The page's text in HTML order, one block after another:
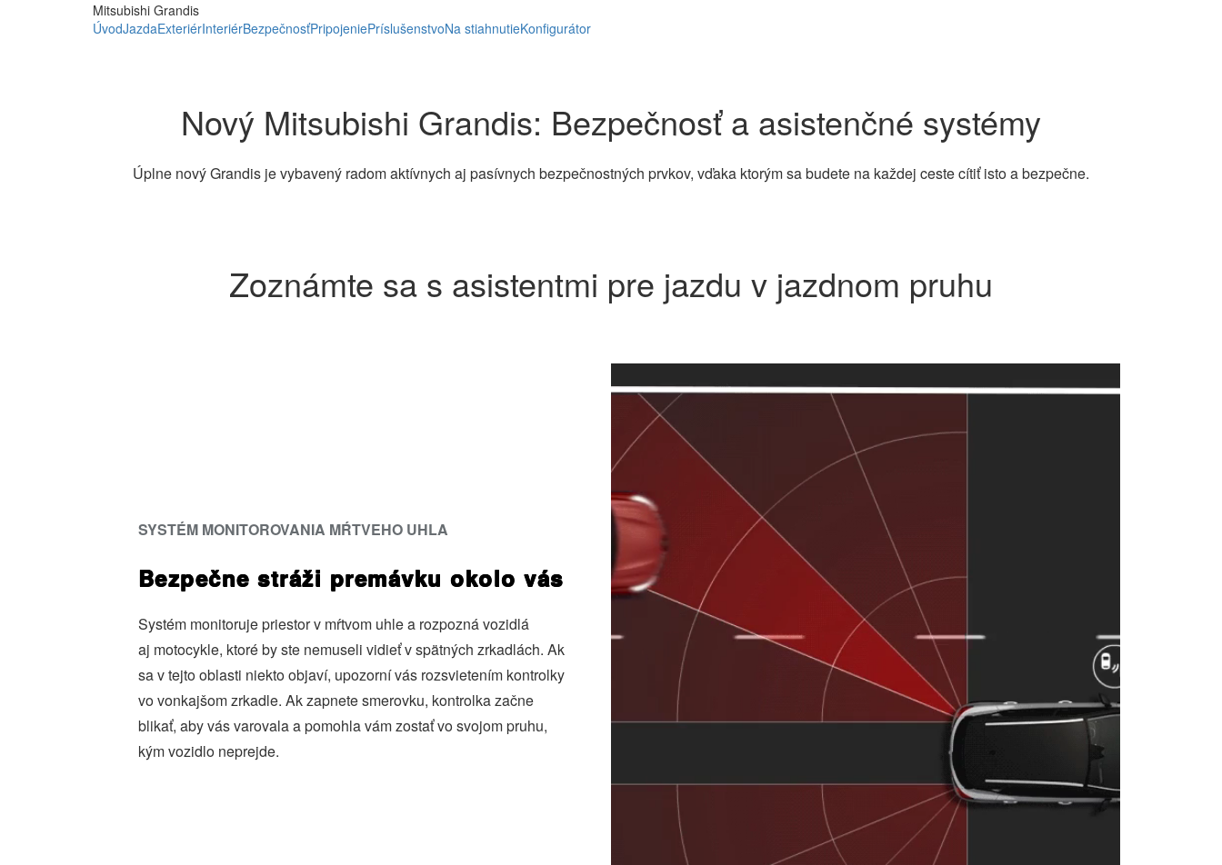
Mitsubishi Grandis
ÚvodJazdaExteriérInteriérBezpečnosťPripojeniePríslušenstvoNa stiahnutieKonfigurátor
Nový Mitsubishi Grandis: Bezpečnosť a asistenčné systémy
Úplne nový Grandis je vybavený radom aktívnych aj pasívnych bezpečnostných prvkov, vďaka ktorým sa budete na každej ceste cítiť isto a bezpečne.
Zoznámte sa s asistentmi pre jazdu v jazdnom pruhu
SYSTÉM MONITOROVANIA MŔTVEHO UHLA
Bezpečne stráži premávku okolo vás
Systém monitoruje priestor v mŕtvom uhle a rozpozná vozidlá
aj motocykle, ktoré by ste nemuseli vidieť v spätných zrkadlách. Ak
sa v tejto oblasti niekto objaví, upozorní vás rozsvietením kontrolky
vo vonkajšom zrkadle. Ak zapnete smerovku, kontrolka začne
blikať, aby vás varovala a pomohla vám zostať vo svojom pruhu,
kým vozidlo neprejde.